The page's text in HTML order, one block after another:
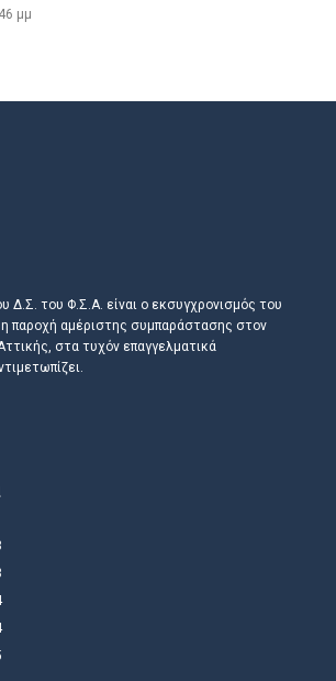
μμ
Δ.Σ. του Φ.Σ.Α. είναι ο εκσυγχρονισμός του
η παροχή αμέριστης συμπαράστασης στον
στα τυχόν επαγγελματικά